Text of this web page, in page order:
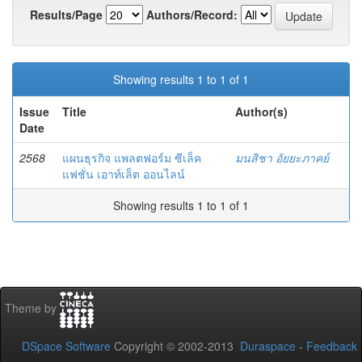
Results/Page
Authors/Record:
Showing results 1 to 1 of 1
Issue
Date
Title Author(s)
2568
แผนธุรกิจ แพลตฟอร์ม ซีเล็ค
แฟชั่น เอาท์เล็ต ออนไลน์
มนสิชา อัยยะภาคย์
Showing results 1 to 1 of 1
Theme by
DSpace Software Copyright © 2002-2013 Duraspace - Feedback